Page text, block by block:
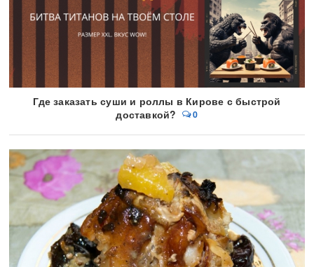
Где заказать суши и роллы в Кирове с быстрой
доставкой?
0